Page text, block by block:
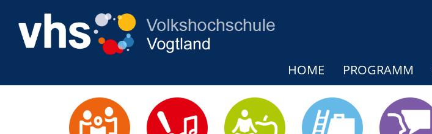
HOME PROGRAMM